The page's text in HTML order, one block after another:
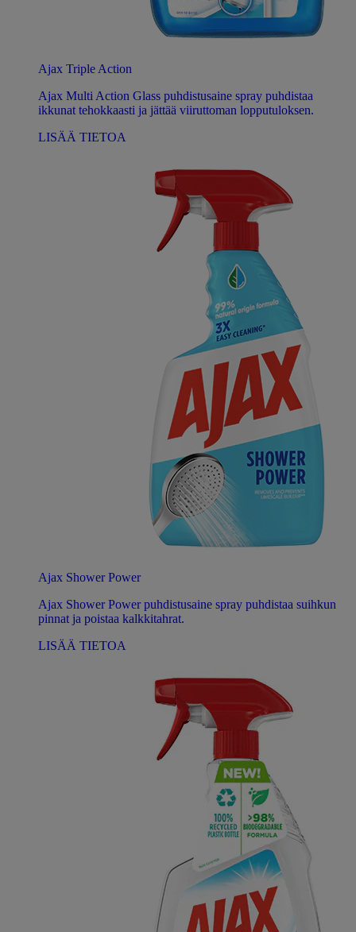
Ajax Triple Action
Ajax Multi Action Glass puhdistusaine spray puhdistaa
ikkunat tehokkaasti ja jättää viiruttoman lopputuloksen.
LISÄÄ TIETOA
Ajax Shower Power
Ajax Shower Power puhdistusaine spray puhdistaa suihkun
pinnat ja poistaa kalkkitahrat.
LISÄÄ TIETOA